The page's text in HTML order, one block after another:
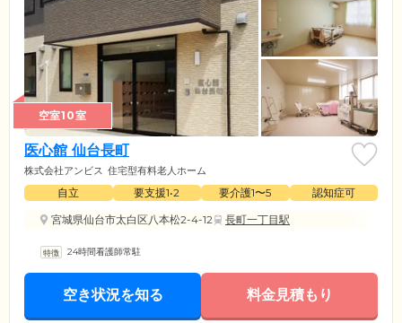
空室10室
医心館 仙台長町
株式会社アンビス 住宅型有料老人ホーム
自立 要支援1•2 要介護1〜5
認知症可
宮城県仙台市太白区八本松2-4-12
長町一丁目駅
24時間看護師常駐
空き状況を知る 料金見積もり